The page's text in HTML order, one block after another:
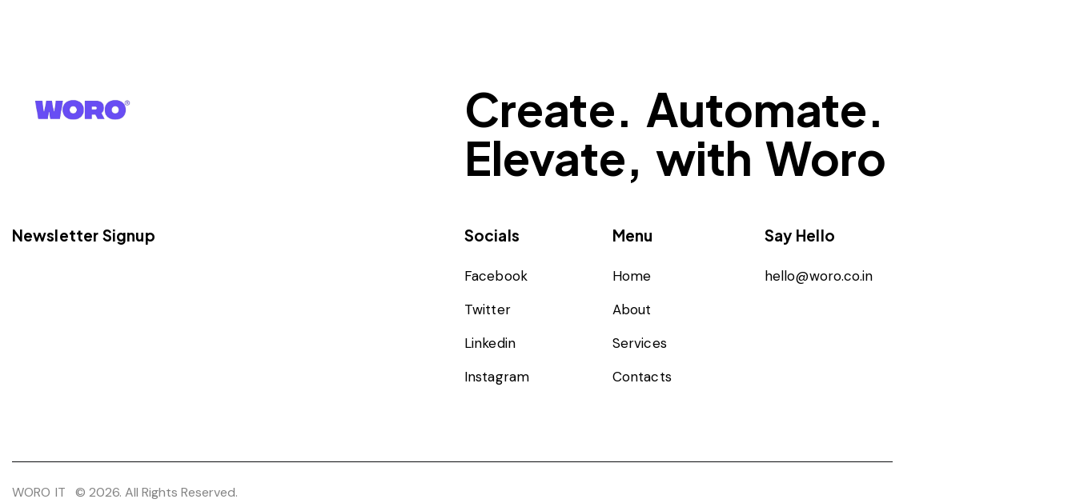
Create. Automate.
Elevate, with Woro
Newsletter Signup Socials
Facebook
Twitter
Linkedin
Instagram
Menu
Home
About
Services
Contacts
Say Hello
hello@woro.co.in
WORO IT © 2026. All Rights Reserved.